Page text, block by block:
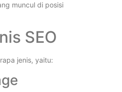
muncul di posisi
SEO
jenis, yaitu: